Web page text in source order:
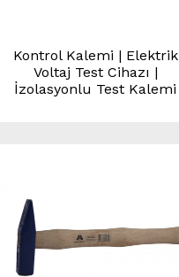
Kontrol Kalemi | Elektrik
Voltaj Test Cihazı |
İzolasyonlu Test Kalemi